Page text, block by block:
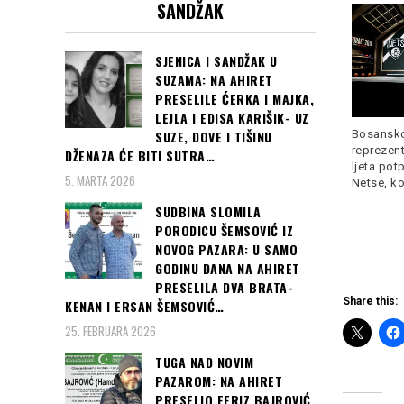
U SAD je izbilo šest novih
požara, čime je brojRead
nepogrešiv!!!
POSVE JE Bio je običan
ljeta
Netse,
Share this:
SANDŽAK
SJENICA I SANDŽAK U
SUZAMA: NA AHIRET
PRESELILE ĆERKA I MAJKA,
LEJLA I EDISA KARIŠIK- UZ
SUZE, DOVE I TIŠINU
DŽENAZA ĆE BITI SUTRA…
5. MARTA 2026
SUDBINA SLOMILA
PORODICU ŠEMSOVIĆ IZ
NOVOG PAZARA: U SAMO
GODINU DANA NA AHIRET
PRESELILA DVA BRATA-
KENAN I ERSAN ŠEMSOVIĆ…
25. FEBRUARA 2026
TUGA NAD NOVIM
PAZAROM: NA AHIRET